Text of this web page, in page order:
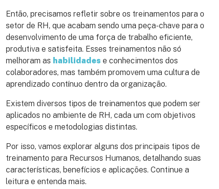
Então, precisamos refletir sobre os treinamentos para o
setor de RH, que acabam sendo uma peça-chave para o
desenvolvimento de uma força de trabalho eficiente,
produtiva e satisfeita. Esses treinamentos não só
melhoram as habilidades e conhecimentos dos
colaboradores, mas também promovem uma cultura de
aprendizado contínuo dentro da organização.
Existem diversos tipos de treinamentos que podem ser
aplicados no ambiente de RH, cada um com objetivos
específicos e metodologias distintas.
Por isso, vamos explorar alguns dos principais tipos de
treinamento para Recursos Humanos, detalhando suas
características, benefícios e aplicações. Continue a
leitura e entenda mais.